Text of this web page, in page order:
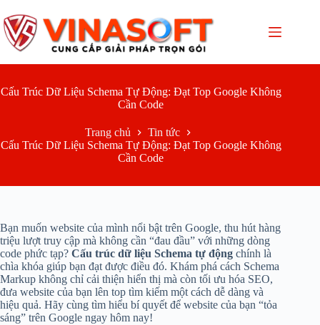
đến
phần
nội
Cấu Trúc Dữ Liệu Schema Tự Động: Đạt Top Google Không
Cần Code
Trang chủ
Tin tức
Cấu Trúc Dữ Liệu Schema Tự Động: Đạt Top Google Không
Cần Code
Bạn muốn website của mình nổi bật trên Google, thu hút hàng
triệu lượt truy cập mà không cần “đau đầu” với những dòng
code phức tạp? Cấu trúc dữ liệu Schema tự động chính là
chìa khóa giúp bạn đạt được điều đó. Khám phá cách Schema
Markup không chỉ cải thiện hiển thị mà còn tối ưu hóa SEO,
đưa website của bạn lên top tìm kiếm một cách dễ dàng và
hiệu quả. Hãy cùng tìm hiểu bí quyết để website của bạn “tỏa
sáng” trên Google ngay hôm nay!